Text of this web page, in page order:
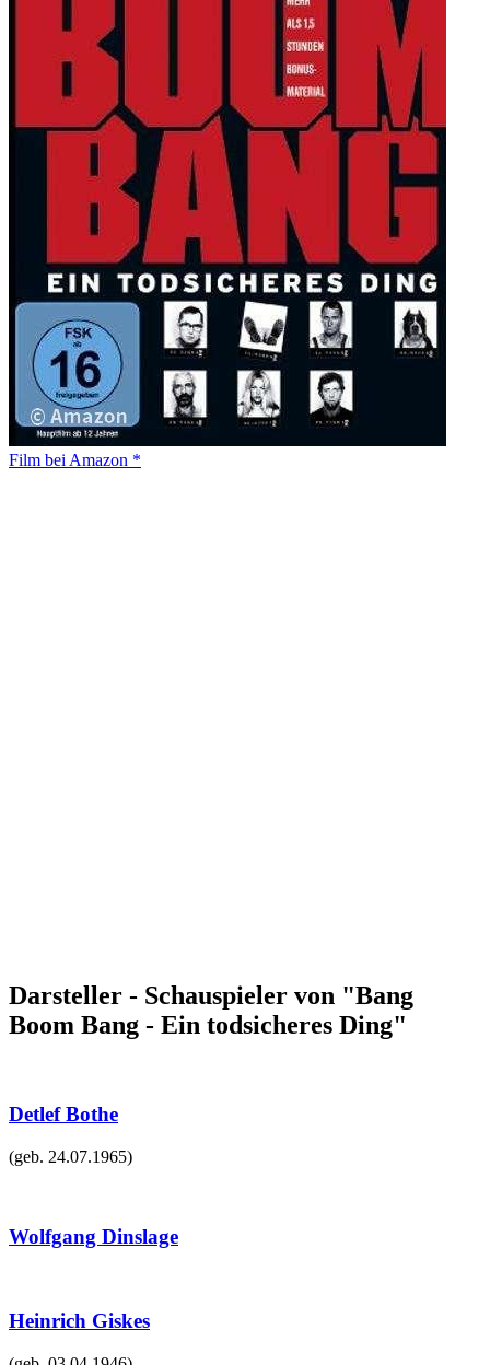
Film bei Amazon *
Darsteller - Schauspieler von "Bang
Boom Bang - Ein todsicheres Ding"
Detlef Bothe
(geb. 24.07.1965)
Wolfgang Dinslage
Heinrich Giskes